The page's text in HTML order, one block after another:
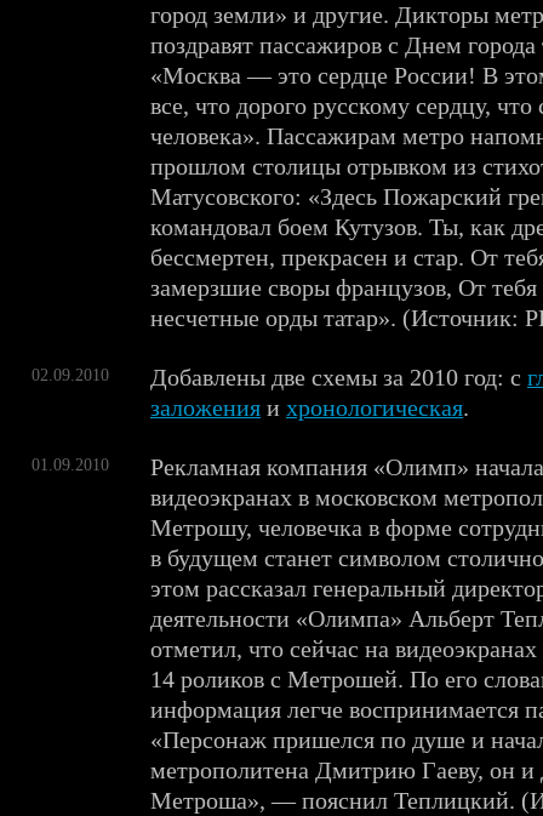
город земли» и другие. Дикторы
поздравят пассажиров с Днем
«Москва — это сердце России! В
все, что дорого русскому сердцу, что
человека». Пассажирам метро
прошлом столицы отрывком из
Матусовского: «Здесь Пожарский
командовал боем Кутузов. Ты, как
бессмертен, прекрасен и стар. От
замерзшие своры французов, От тебя
несчетные орды татар». (Источник:
02.09.2010 Добавлены две схемы за 2010 год: с
заложения и хронологическая.
01.09.2010
Рекламная компания «Олимп»
видеоэкранах в московском
Метрошу, человечка в форме
в будущем станет символом
этом рассказал генеральный
деятельности «Олимпа» Альберт
отметил, что сейчас на
14 роликов с Метрошей. По его
информация легче воспринимается
«Персонаж пришелся по душе и
метрополитена Дмитрию Гаеву, он
Метроша», — пояснил Теплицкий.